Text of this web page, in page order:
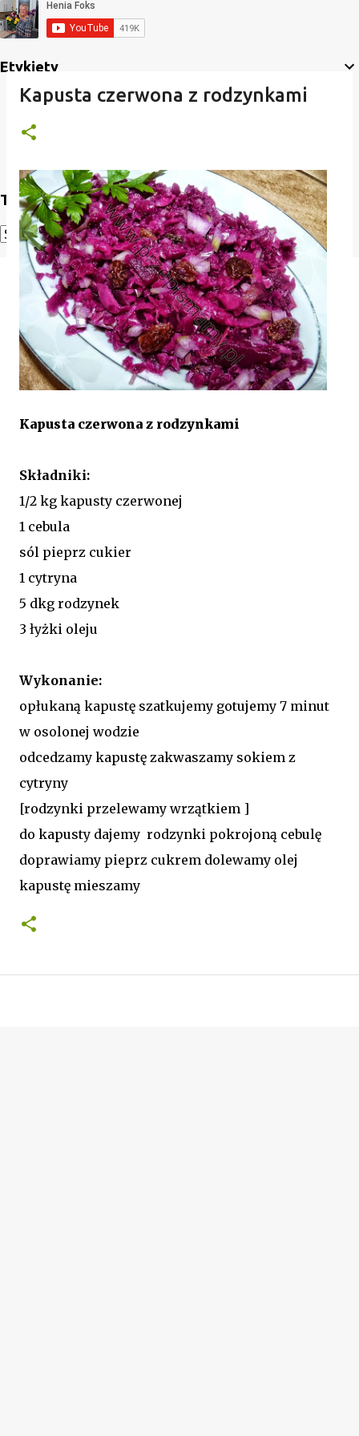
Etykiety
Translate
Powered by Translate
Kapusta czerwona z rodzynkami
Kapusta czerwona z rodzynkami
Składniki:
1/2 kg kapusty czerwonej
1 cebula
sól pieprz cukier
1 cytryna
5 dkg rodzynek
3 łyżki oleju
Wykonanie:
opłukaną kapustę szatkujemy gotujemy 7 minut
w osolonej wodzie
odcedzamy kapustę zakwaszamy sokiem z
cytryny
[rodzynki przelewamy wrzątkiem ]
do kapusty dajemy rodzynki pokrojoną cebulę
doprawiamy pieprz cukrem dolewamy olej
kapustę mieszamy